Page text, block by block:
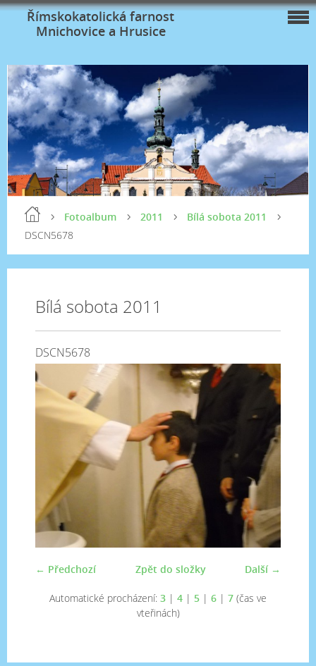
Římskokatolická farnost
Mnichovice a Hrusice
Fotoalbum 2011
Bílá sobota 2011
DSCN5678
Bílá sobota 2011
DSCN5678
← Předchozí Další →
Zpět do složky
Automatické procházení: 3 | 4 | 5 | 6 | 7 (čas ve
vteřinách)